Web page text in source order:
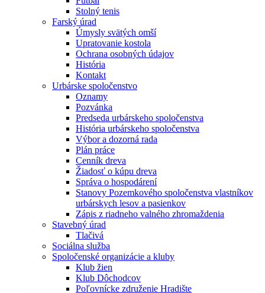
Stolný tenis
Farský úrad
Úmysly svätých omší
Upratovanie kostola
Ochrana osobných údajov
História
Kontakt
Urbárske spoločenstvo
Oznamy
Pozvánka
Predseda urbárskeho spoločenstva
História urbárskeho spoločenstva
Výbor a dozorná rada
Plán práce
Cenník dreva
Žiadosť o kúpu dreva
Správa o hospodárení
Stanovy Pozemkového spoločenstva vlastníkov
urbárskych lesov a pasienkov
Zápis z riadneho valného zhromaždenia
Stavebný úrad
Tlačivá
Sociálna služba
Spoločenské organizácie a kluby
Klub žien
Klub Dôchodcov
Poľovnícke združenie Hradište